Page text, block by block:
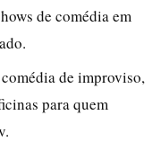
de comédia em
de improviso,
para quem